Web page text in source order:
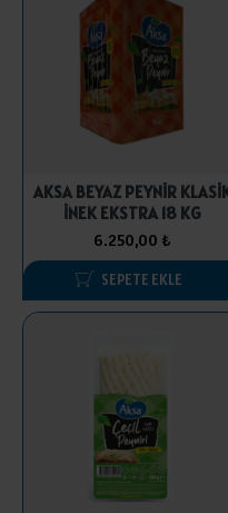
AKSA BEYAZ PEYNİR
İNEK EKSTRA 18 KG
6.250,00 ₺
SEPETE EKLE